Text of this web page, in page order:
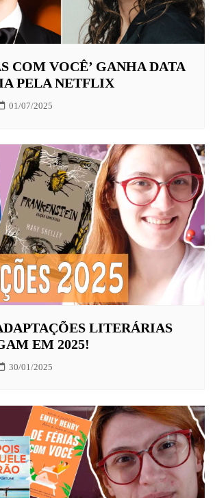
COM VOCÊ’ GANHA DATA
PELA NETFLIX
01/07/2025
LITERÁRIAS
EM 2025!
30/01/2025